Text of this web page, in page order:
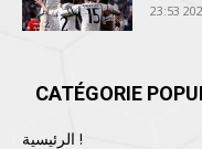
CATÉGORIE
الرئيسية !